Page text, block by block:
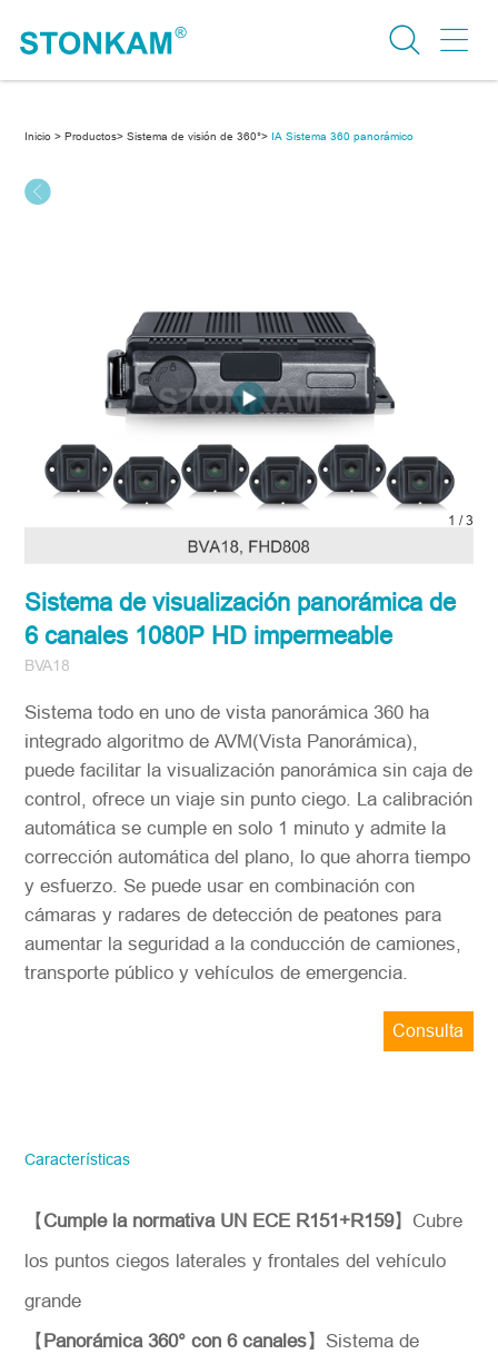
Inicio > Productos> Sistema de visión de 360°> IA Sistema 360 panorámico
2 /3
Sistema de visualización panorámica de
6 canales 1080P HD impermeable
BVA18
Sistema todo en uno de vista panorámica 360 ha
integrado algoritmo de AVM(Vista Panorámica),
puede facilitar la visualización panorámica sin caja de
control, ofrece un viaje sin punto ciego. La calibración
automática se cumple en solo 1 minuto y admite la
corrección automática del plano, lo que ahorra tiempo
y esfuerzo. Se puede usar en combinación con
cámaras y radares de detección de peatones para
aumentar la seguridad a la conducción de camiones,
transporte público y vehículos de emergencia.
Consulta
región/país. ¡Te responderemos lo antes
Número del modelo
Características
【 Cumple la normativa UN ECE R151+R159】 Cubre
los puntos ciegos laterales y frontales del vehículo
grande
【 Panorámica 360° con 6 canales】Sistema de